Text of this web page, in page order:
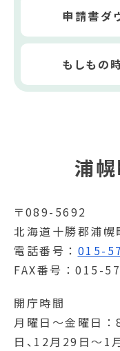
申請書ダ
もしもの
浦
〒089-5692
北海道十勝郡浦
電話番号
015-
FAX番号
015-
開庁時間
月曜日～金曜日
日、12月29日～1